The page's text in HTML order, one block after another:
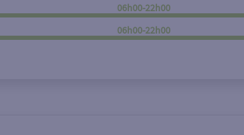
06h00-22h00
06h00-22h00